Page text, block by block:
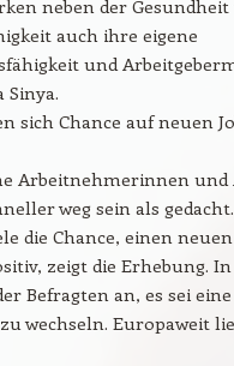
neben der
auch ihre eigene
und
Sinya.
sich Chance auf neuen
Arbeitnehmerinnen
weg sein als
die Chance, einen
zeigt die Erhebung.
Befragten an, es sei
wechseln. Europaweit